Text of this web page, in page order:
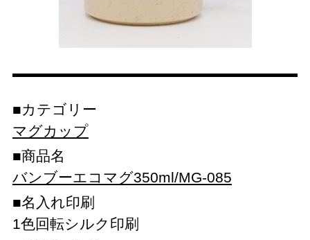
カテゴリー
マグカップ
商品名
バンブーエコマグ350ml/MG-085
名入れ印刷
1色回転シルク印刷